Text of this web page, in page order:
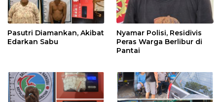
Pasutri Diamankan, Akibat
Edarkan Sabu
Nyamar Polisi, Residivis
Peras Warga Berlibur di
Pantai